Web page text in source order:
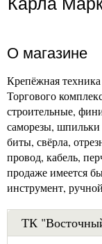
О магазине
Крепёжная
Торгового
строительные,
саморезы,
биты, свёрла,
провод, кабель,
продаже имеется
инструмент,
ТК